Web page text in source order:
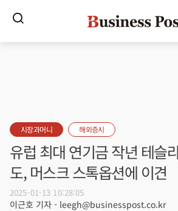
시장과머니 해외증시
유럽 최대 연기금 작년 테슬
도, 머스크 스톡옵션에 이견
2025-01-13 10:28:05
이근호 기자 - leegh@businesspost.co.kr